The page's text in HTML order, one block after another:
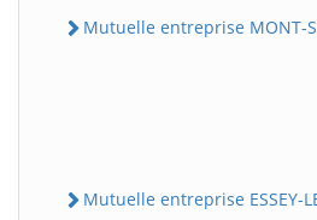
Mutuelle entreprise MONT-
Mutuelle entreprise ESSEY-